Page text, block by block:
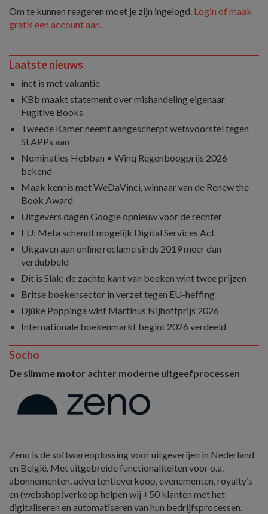
Om te kunnen reageren moet je zijn ingelogd. Login of maak
gratis een account aan
Laatste nieuws
inct is met vakantie
KBb maakt statement over mishandeling eigenaar
Fugitive Books
Tweede Kamer neemt aangescherpt wetsvoorstel tegen
SLAPPs aan
Nominaties Hebban • Winq Regenboogprijs 2026
bekend
Maak kennis met WeDaVinci, winnaar van de Renew the
Book Award
Uitgevers dagen Google opnieuw voor de rechter
EU: Meta schendt mogelijk Digital Services Act
Uitgaven aan online reclame sinds 2019 meer dan
verdubbeld
Dit is Slak: de zachte kant van boeken wint twee prijzen
Britse boekensector in verzet tegen EU-heffing
Djûke Poppinga wint Martinus Nijhoffprijs 2026
Internationale boekenmarkt begint 2026 verdeeld
Socho
De slimme motor achter moderne uitgeefprocessen
Zeno is dé softwareoplossing voor uitgeverijen in Nederland
en België. Met uitgebreide functionaliteiten voor o.a.
abonnementen, advertentieverkoop, evenementen, royalty’s
en (webshop)verkoop helpen wij +50 klanten met het
digitaliseren en automatiseren van hun bedrijfsprocessen.